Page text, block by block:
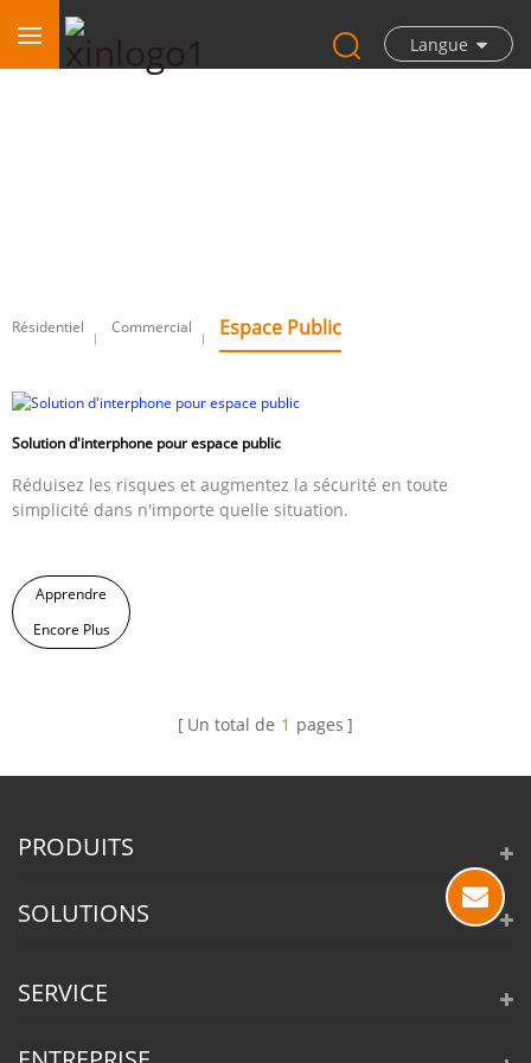
Langue
Résidentiel Commercial Espace Public
Solution d'interphone pour espace public
Réduisez les risques et augmentez la sécurité en toute
simplicité dans n'importe quelle situation.
Apprendre
Encore Plus
Un total de 1 pages
PRODUITS
SOLUTIONS
SERVICE